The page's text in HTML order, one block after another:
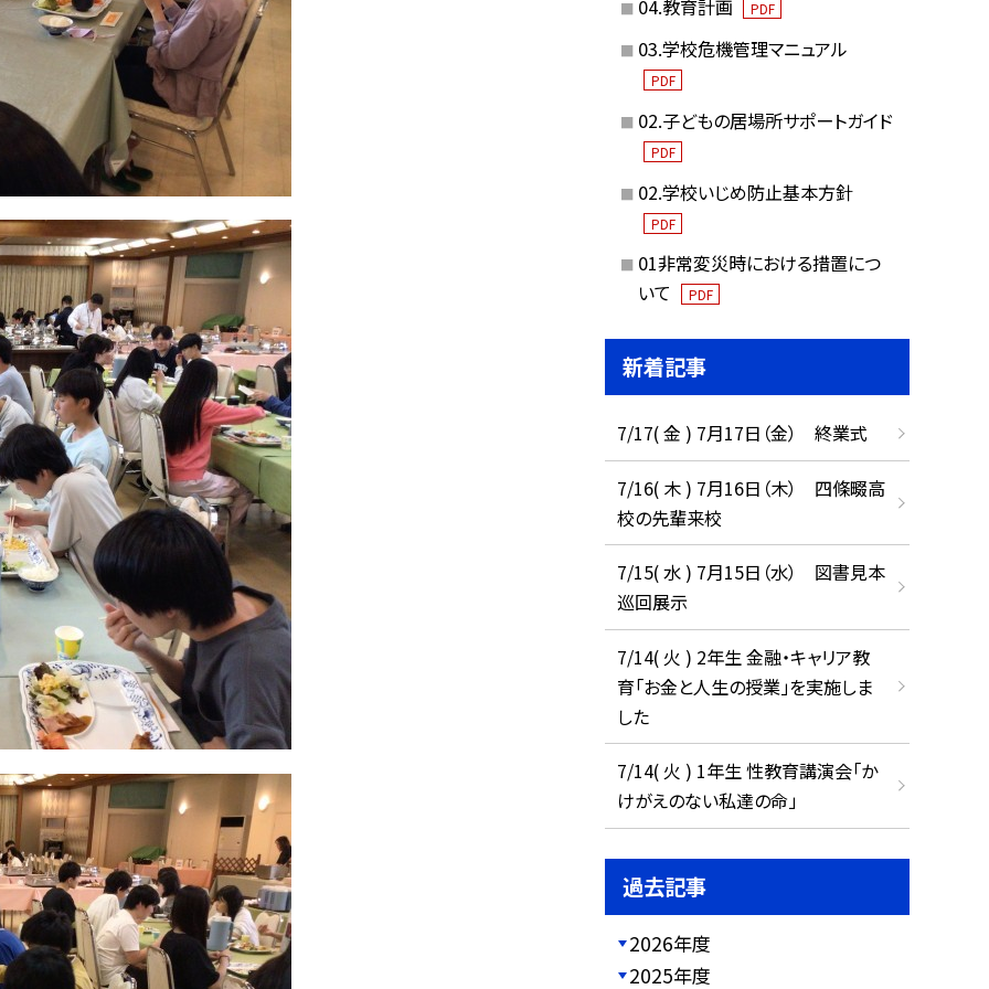
04.教育計画 PDF
03.学校危機管理マニュアル
PDF
02.子どもの居場所サポートガイド
PDF
02.学校いじめ防止基本方針
PDF
01非常変災時における措置につ
いて
PDF
新着記事
7/17( 金 ) 7月17日（金） 終業式
7/16( 木 ) 7月16日（木） 四條畷高
校の先輩来校
7/15( 水 ) 7月15日（水） 図書見本
巡回展示
7/14( 火 ) 2年生 金融・キャリア教
育「お金と人生の授業」を実施しま
した
7/14( 火 ) 1年生 性教育講演会「か
けがえのない私達の命」
過去記事
2026年度
2025年度